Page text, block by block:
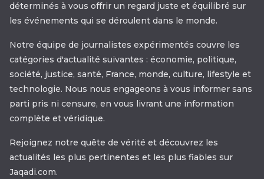
déterminés à vous offrir un regard juste et équilibré sur
les événements qui se déroulent dans le monde.
Notre équipe de journalistes expérimentés couvre les
catégories d'actualité suivantes : économie, politique,
société, justice, santé, France, monde, culture, lifestyle et
technologie. Nous nous engageons à vous informer sans
parti pris ni censure, en vous livrant une information
complète et véridique.
Rejoignez notre quête de vérité et découvrez les
actualités les plus pertinentes et les plus fiables sur
Jaqadi.com.